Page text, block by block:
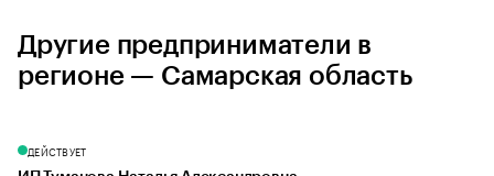
Другие предприниматели в
регионе — Самарская область
ДЕЙСТВУЕТ